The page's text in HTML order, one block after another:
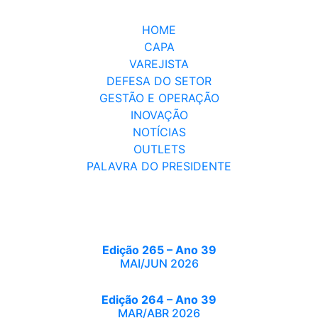
HOME
CAPA
VAREJISTA
DEFESA DO SETOR
GESTÃO E OPERAÇÃO
INOVAÇÃO
NOTÍCIAS
OUTLETS
PALAVRA DO PRESIDENTE
Edição 265 – Ano 39
MAI/JUN 2026
Edição 264 – Ano 39
MAR/ABR 2026